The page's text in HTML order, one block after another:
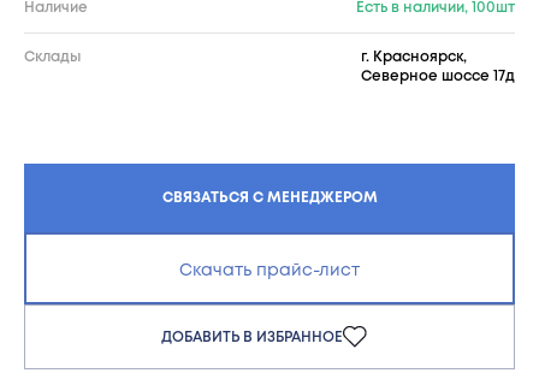
Наличие Есть в наличии, 100шт
Склады
г. Красноярск,
Северное шоссе 17д
СВЯЗАТЬСЯ С МЕНЕДЖЕРОМ
Скачать прайс-лист
ДОБАВИТЬ В ИЗБРАННОЕ